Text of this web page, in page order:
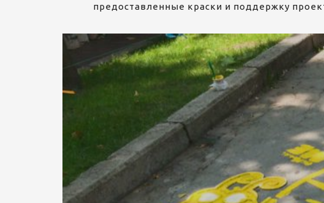
предоставленные краски и поддержку